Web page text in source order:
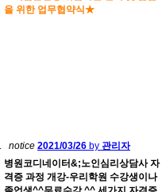
을 위한 업무협약식★
notice 2021/03/26 by 관리자
병원코디네이터&;노인심리상담사 자
격증 과정 개강-우리학원 수강생이나